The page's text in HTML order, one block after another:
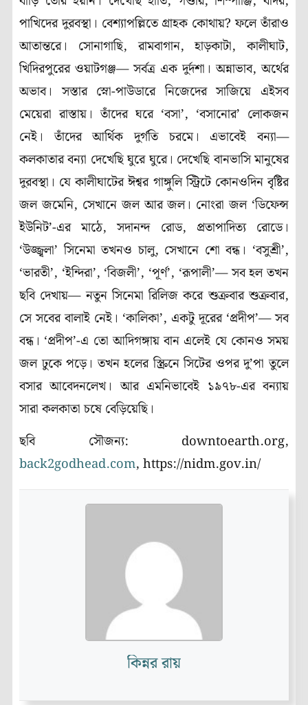
পাখিদের দুরবস্থা। বেশ্যাপল্লিতে গ্রাহক কোথায়? ফলে তাঁরাও
আতান্তরে। সোনাগাছি, রামবাগান, হাড়কাটা, কালীঘাট,
খিদিরপুরের ওয়াটগঞ্জ— সর্বত্র এক দুর্দশা। অন্নাভাব, অর্থের
অভাব। সস্তার স্নো-পাউডারে নিজেদের সাজিয়ে এইসব
মেয়েরা রাস্তায়। তাঁদের ঘরে ‘বসা’, ‘বসানোর’ লোকজন
নেই। তাঁদের আর্থিক দুর্গতি চরমে। এভাবেই বন্যা—
কলকাতার বন্যা দেখেছি ঘুরে ঘুরে। দেখেছি বানভাসি মানুষের
দুরবস্থা। যে কালীঘাটের ঈশ্বর গাঙ্গুলি স্ট্রিটে কোনওদিন বৃষ্টির
জল জমেনি, সেখানে জল আর জল। নোংরা জল ‘ডিফেন্স
ইউনিট’-এর মাঠে, সদানন্দ রোড, প্রতাপাদিত্য রোডে।
‘উজ্জ্বলা’ সিনেমা তখনও চালু, সেখানে শো বন্ধ। ‘বসুশ্রী’,
‘ভারতী’, ‘ইন্দিরা’, ‘বিজলী’, ‘পূর্ণ’, ‘রূপালী’— সব হল তখন
ছবি দেখায়— নতুন সিনেমা রিলিজ করে শুক্রবার শুক্রবার,
সে সবের বালাই নেই। ‘কালিকা’, একটু দূরের ‘প্রদীপ’— সব
বন্ধ। ‘প্রদীপ’-এ তো আদিগঙ্গায় বান এলেই যে কোনও সময়
জল ঢুকে পড়ে। তখন হলের স্ক্রিনে সিটের ওপর দু’পা তুলে
বসার আবেদনলেখ। আর এমনিভাবেই ১৯৭৮-এর বন্যায়
সারা কলকাতা চষে বেড়িয়েছি।
ছবি সৌজন্য: downtoearth.org,
back2godhead.com, https://nidm.gov.in/
কিন্নর রায়